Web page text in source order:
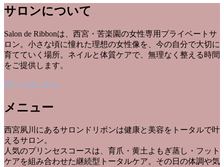
サロンについて
Salon de Ribbonは、西宮・苦楽園の女性専用プライベートサ
ロン。小さな頃に憧れた理想の女性像を、今の自分で大切に
育てていく場所。ネイルと体質ケアで、無理なく整える時間
をご提供します。
詳しくはこちら
メニュー
西宮夙川にあるサロンドリボンは健康と美容をトータルで叶
えるサロン。
人気のプリンセスコースは、育爪・黄土よもぎ蒸し・フット
ケアを組み合わせた継続型トータルケア。その日の体調や気